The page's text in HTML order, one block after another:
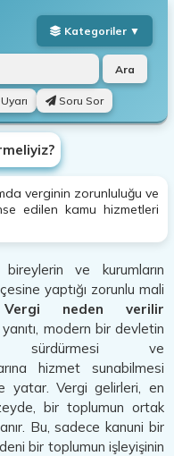
Soru Sor
Ara
verginin zorunluluğu ve
edilen kamu hizmetleri
ve kurumların
yaptığı zorunlu mali
Vergi neden verilir
modern bir devletin
sürdürmesi ve
hizmet sunabilmesi
yatar. Vergi gelirleri, en
bir toplumun ortak
Bu, sadece kanuni bir
bir toplumun işleyişinin